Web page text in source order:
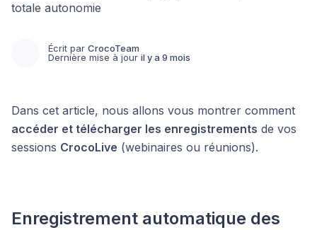
totale autonomie
Écrit par CrocoTeam
Dernière mise à jour il y a 9 mois
Dans cet article, nous allons vous montrer comment
accéder et télécharger les enregistrements de vos
sessions CrocoLive (webinaires ou réunions).
Enregistrement automatique des